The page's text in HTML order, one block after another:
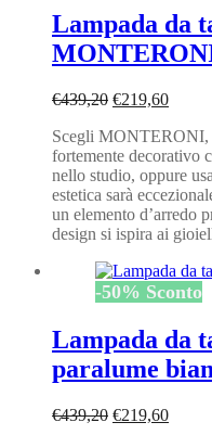
Lampada da
€439,20 Il
originale
era:
€439,20.
€219,60Il
attuale
è:
Scegli MONTERONI,
fortemente decorativo
nello studio, oppure
estetica sarà
un elemento d’arredo
design si ispira ai
-50% Sconto
Lampada da
paralume
€439,20 Il
€219,60Il